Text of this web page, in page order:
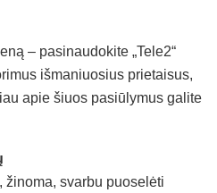
– pasinaudokite „Tele2“
išmaniuosius prietaisus,
apie šiuos pasiūlymus galite
žinoma, svarbu puoselėti